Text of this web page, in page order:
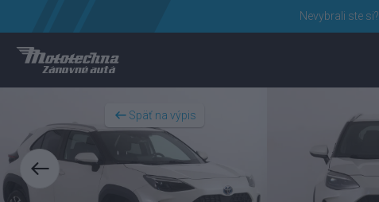
Nevybrali ste si?
Späť na výpis